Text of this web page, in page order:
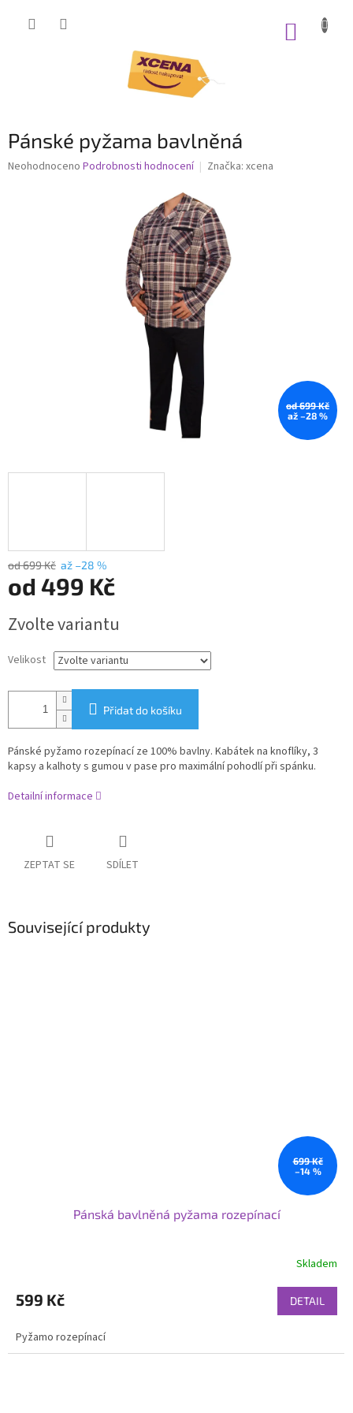
Pánské pyžama bavlněná
Průměrné
Neohodnoceno Podrobnosti hodnocení Značka: xcena
od 699 Kč
až –28 %
od 699 Kč až –28 %
od 499 Kč
cena:
Zvolte variantu
Velikost
Přidat do košíku
Pánské pyžamo rozepínací ze 100% bavlny. Kabátek na knoflíky, 3
kapsy a kalhoty s gumou v pase pro maximální pohodlí při spánku.
Detailní informace
ZEPTAT SE SDÍLET
Související produkty
699 Kč
–14 %
Pánská bavlněná pyžama rozepínací
Skladem
599 Kč DETAIL
Pyžamo rozepínací